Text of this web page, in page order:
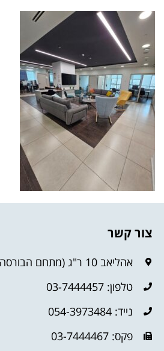
צור קשר
אהליאב 10 ר"ג (מתחם הבורסה)
טלפון: 03-7444457
נייד: 054-3973484
פקס: 03-7444467